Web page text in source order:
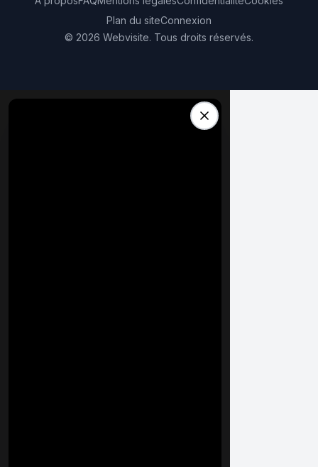
© 2026 Webvisite. Tous droits réservés.
Plan du siteConnexion